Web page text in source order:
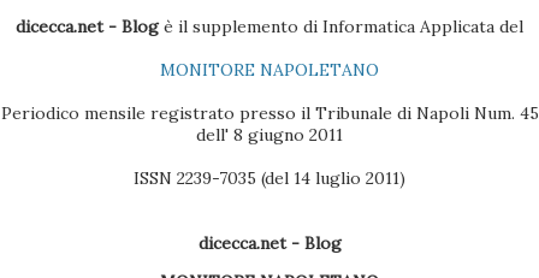
Contatti dell'Outlook 4 - Scaricare l'ultima versione del
dicecca.net - Blogè il supplemento di Informatica Applicata del
MONITORE NAPOLETANO
Periodico mensile registrato presso il Tribunale di Napoli Num. 45
dell' 8 giugno 2011
ISSN 2239-7035 (del 14 luglio 2011)
dicecca.net - Blog